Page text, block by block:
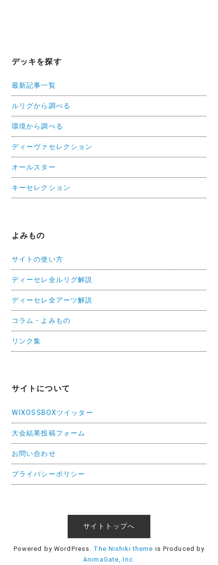
デッキを探す
最新記事一覧
ルリグから調べる
環境から調べる
ディーヴァセレクション
オールスター
キーセレクション
よみもの
サイトの使い方
ディーセレ全ルリグ解説
ディーセレ全アーツ解説
コラム・よみもの
リンク集
サイトについて
WIXOSSBOXツイッター
大会結果投稿フォーム
お問い合わせ
プライバシーポリシー
サイトトップへ
Powered by WordPress. The Nishiki theme is Produced by
AnimaGate, Inc.